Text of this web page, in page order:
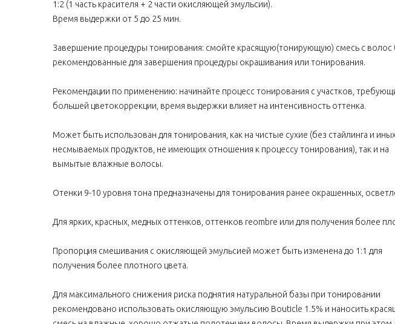
1:2 (1 часть красителя + 2 части окисляющей эмульсии).
Время выдержки от 5 до 25 мин.
Завершение процедуры тонирования: смойте красящую(тонирующую) смесь с
рекомендованные для завершения процедуры окрашивания или тонирования.
Рекомендации по применению: начинайте процесс тонирования с участков,
большей цветокоррекции, время выдержки влияет на интенсивность оттенка.
Может быть использован для тонирования, как на чистые сухие (без стайлинга и
несмываемых продуктов, не имеющих отношения к процессу тонирования), так и на
вымытые влажные волосы.
Отенки 9-10 уровня тона предназначены для тонирования ранее окрашенных,
Для ярких, красных, медных оттенков, оттенков reombre или для получения более
Пропорция смешивания с окисляющей эмульсией может быть изменена до 1:1 для
получения более плотного цвета.
Для максимального снижения риска поднятия натуральной базы при тонировании
рекомендовано использовать окисляющую эмульсию Bouticle 1.5% и наносить